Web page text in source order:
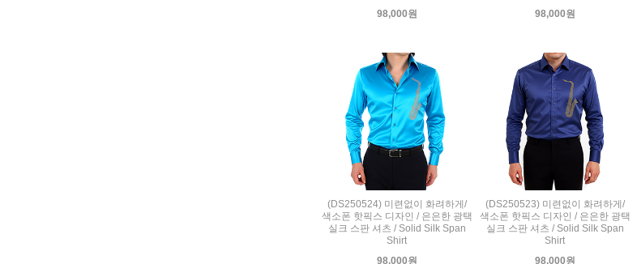
98,000원
98,000원
(DS250524) 미련없이 화려하게/
색소폰 핫픽스 디자인 / 은은한 광택
실크 스판 셔츠 / Solid Silk Span
Shirt
98,000원
(DS250523) 미련없이 화려하게/
색소폰 핫픽스 디자인 / 은은한 광택
실크 스판 셔츠 / Solid Silk Span
Shirt
98,000원